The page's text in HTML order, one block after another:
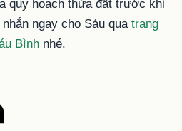
quy hoạch thửa đất trước khi
ngay cho Sáu qua trang
Bình nhé.